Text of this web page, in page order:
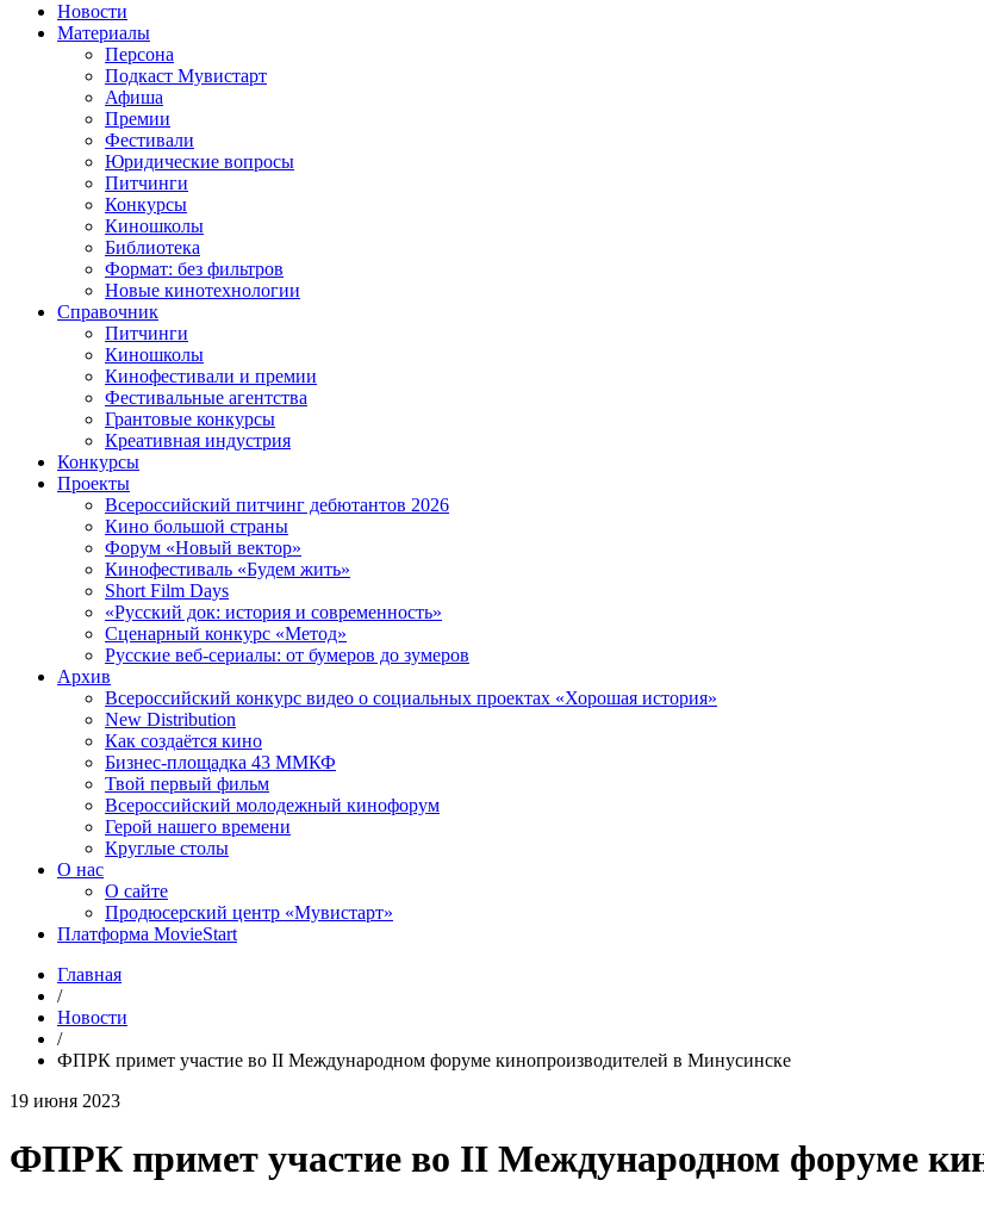
Новости
Материалы
Персона
Подкаст Мувистарт
Афиша
Премии
Фестивали
Юридические вопросы
Питчинги
Конкурсы
Киношколы
Библиотека
Формат: без фильтров
Новые кинотехнологии
Справочник
Питчинги
Киношколы
Кинофестивали и премии
Фестивальные агентства
Грантовые конкурсы
Креативная индустрия
Конкурсы
Проекты
Всероссийский питчинг дебютантов 2026
Кино большой страны
Форум «Новый вектор»
Кинофестиваль «Будем жить»
Short Film Days
«Русский док: история и современность»
Сценарный конкурс «Метод»
Русские веб-сериалы: от бумеров до зумеров
Архив
Всероссийский конкурс видео о социальных проектах «Хорошая история»
New Distribution
Как создаётся кино
Бизнес-площадка 43 ММКФ
Твой первый фильм
Всероссийский молодежный кинофорум
Герой нашего времени
Круглые столы
О нас
О сайте
Продюсерский центр «Мувистарт»
Платформа MovieStart
Главная
/
Новости
/
ФПРК примет участие во II Международном форуме кинопроизводителей в Минусинске
19 июня 2023
ФПРК примет участие во II Международном форуме